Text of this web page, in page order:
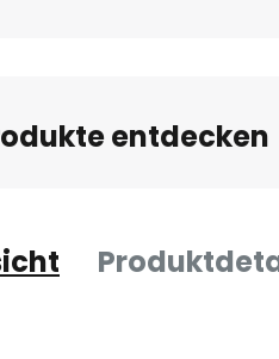
entdecken